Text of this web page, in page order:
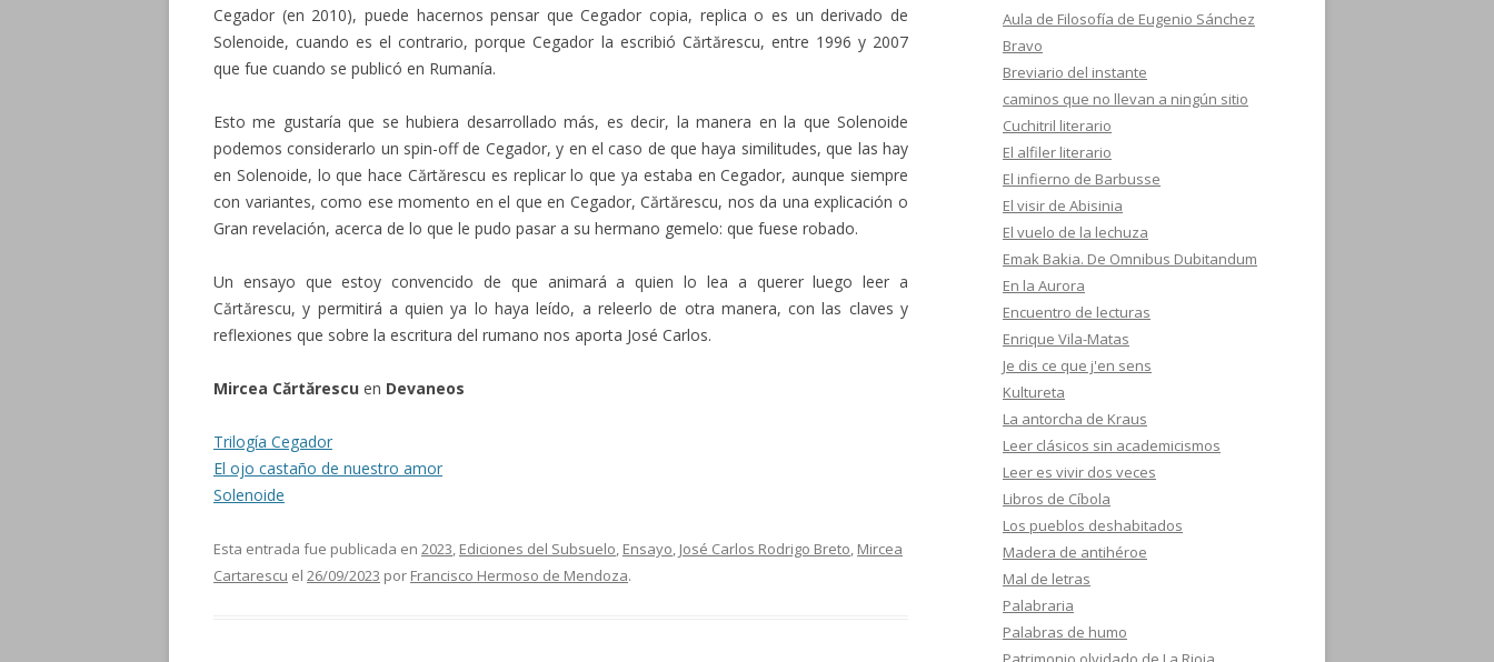
Cegador (en 2010), puede hacernos pensar que Cegador copia, replica o es un derivado de
Solenoide, cuando es el contrario, porque Cegador la escribió Cărtărescu, entre 1996 y 2007
que fue cuando se publicó en Rumanía.
Esto me gustaría que se hubiera desarrollado más, es decir, la manera en la que Solenoide
podemos considerarlo un spin-off de Cegador, y en el caso de que haya similitudes, que las hay
en Solenoide, lo que hace Cărtărescu es replicar lo que ya estaba en Cegador, aunque siempre
con variantes, como ese momento en el que en Cegador, Cărtărescu, nos da una explicación o
Gran revelación, acerca de lo que le pudo pasar a su hermano gemelo: que fuese robado.
Un ensayo que estoy convencido de que animará a quien lo lea a querer luego leer a
Cărtărescu, y permitirá a quien ya lo haya leído, a releerlo de otra manera, con las claves y
reflexiones que sobre la escritura del rumano nos aporta José Carlos.
Mircea Cărtărescu en Devaneos
Trilogía Cegador
El ojo castaño de nuestro amor
Solenoide
Esta entrada fue publicada en 2023, Ediciones del Subsuelo, Ensayo, José Carlos Rodrigo Breto, Mircea
Cartarescu el 26/09/2023 por Francisco Hermoso de Mendoza.
Aula de Filosofía de Eugenio Sánchez
Bravo
Breviario del instante
caminos que no llevan a ningún sitio
Cuchitril literario
El alfiler literario
El infierno de Barbusse
El visir de Abisinia
El vuelo de la lechuza
Emak Bakia. De Omnibus Dubitandum
En la Aurora
Encuentro de lecturas
Enrique Vila-Matas
Je dis ce que j'en sens
Kultureta
La antorcha de Kraus
Leer clásicos sin academicismos
Leer es vivir dos veces
Libros de Cíbola
Los pueblos deshabitados
Madera de antihéroe
Mal de letras
Palabraria
Palabras de humo